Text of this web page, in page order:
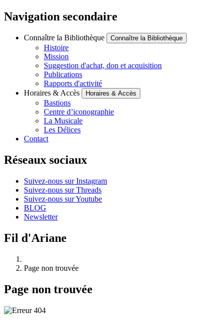
Navigation secondaire
Connaître la Bibliothèque Connaître la Bibliothèque
Histoire
Mission
Suggestion d'achat, don et acquisition
Publications
Rapports d'activité
Horaires & Accès
Horaires & Accès
Bastions
Centre d’iconographie
La Musicale
Les Délices
Contact
Réseaux sociaux
Suivez-nous sur Instagram
Suivez-nous sur Threads
Suivez-nous sur Youtube
BLOG
Newsletter
Fil d'Ariane
Page non trouvée
Page non trouvée